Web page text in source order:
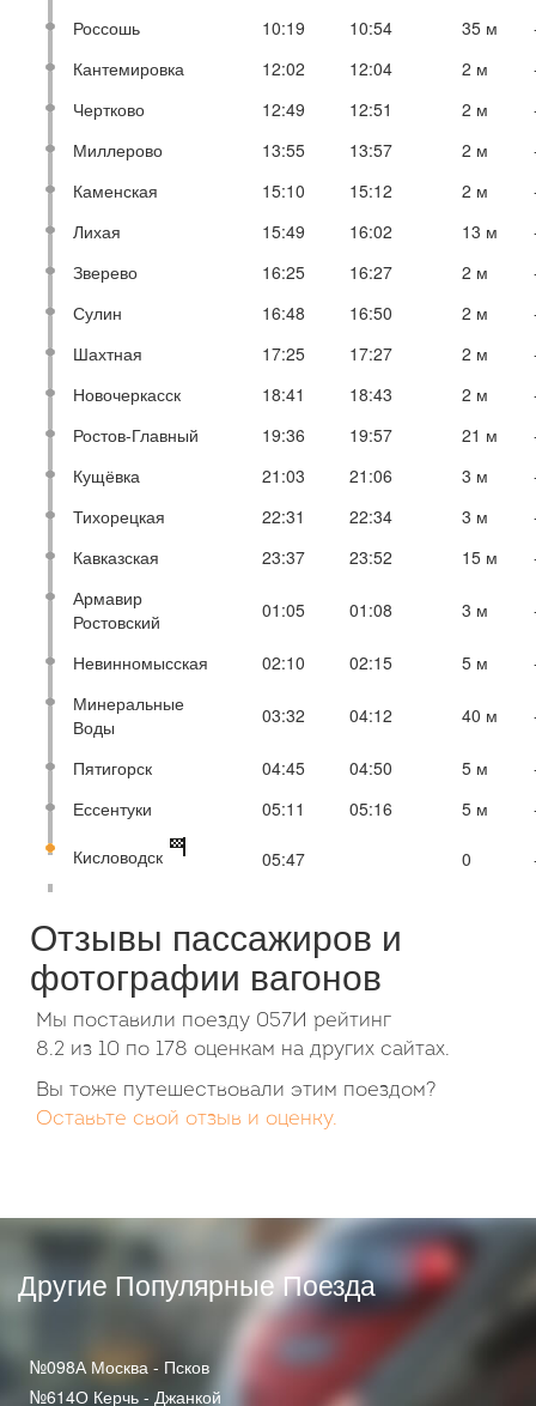
Россошь
10:19 10:54 35 м
Кантемировка
12:02 12:04 2 м
Чертково
12:49 12:51 2 м
Миллерово
13:55 13:57 2 м
Каменская
15:10 15:12 2 м
Лихая
15:49 16:02 13 м
Зверево
16:25 16:27 2 м
Сулин
16:48 16:50 2 м
Шахтная
17:25 17:27 2 м
Новочеркасск
18:41 18:43 2 м
Ростов-Главный
19:36 19:57 21 м
Кущёвка
21:03 21:06 3 м
Тихорецкая
22:31 22:34 3 м
Кавказская
23:37 23:52 15 м
Армавир
Ростовский
01:05 01:08 3 м
Невинномысская 02:10 02:15 5 м
Минеральные
Воды
03:32 04:12 40 м
Пятигорск 04:45 04:50 5 м
Ессентуки
05:11 05:16 5 м
Кисловодск
05:47 0
Отзывы пассажиров и
фотографии вагонов
Мы поставили поезду 057И рейтинг
8.2 из 10 по 178 оценкам на других сайтах.
Вы тоже путешествовали этим поездом?
Оставьте свой отзыв и оценку.
Другие Популярные Поезда
№098А Москва - Псков
№614О Керчь - Джанкой